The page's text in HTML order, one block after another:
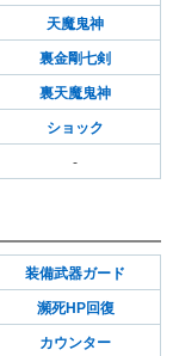
天魔鬼神
裏金剛七剣
裏天魔鬼神
ショック
-
装備武器ガード
瀕死HP回復
カウンター